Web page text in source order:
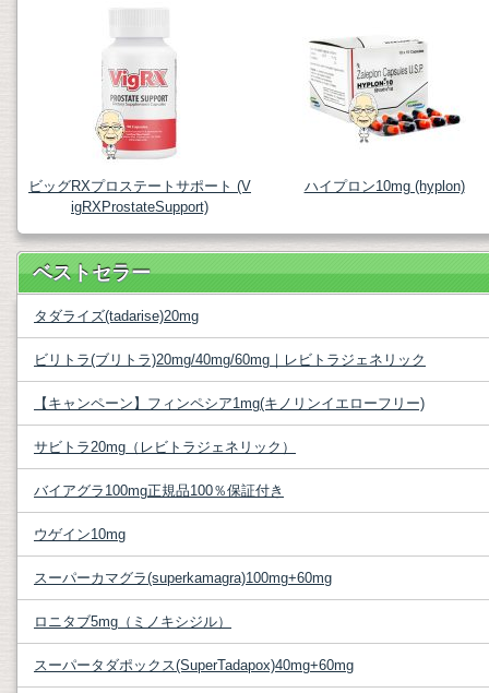
ビッグRXプロステートサポート (V
igRXProstateSupport)
ハイプロン10mg (hyplon)
ベストセラー
タダライズ(tadarise)20mg
ビリトラ(ブリトラ)20mg/40mg/60mg｜レビトラジェネリック
【キャンペーン】フィンペシア1mg(キノリンイエローフリー)
サビトラ20mg（レビトラジェネリック）
バイアグラ100mg正規品100％保証付き
ウゲイン10mg
スーパーカマグラ(superkamagra)100mg+60mg
ロニタブ5mg（ミノキシジル）
スーパータダポックス(SuperTadapox)40mg+60mg